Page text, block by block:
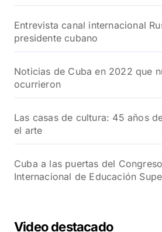
Entrevista canal internacional
presidente cubano
Noticias de Cuba en 2022 que
ocurrieron
Las casas de cultura: 45 años
el arte
Cuba a las puertas del Congreso
Internacional de Educación
Video destacado